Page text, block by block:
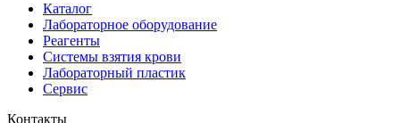
Каталог
Лабораторное оборудование
Реагенты
Системы взятия крови
Лабораторный пластик
Сервис
Контакты